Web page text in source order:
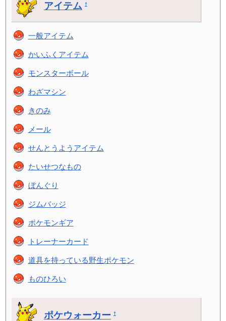
アイテム †
一般アイテム
かいふくアイテム
モンスターボール
わざマシン
きのみ
メール
せんとうようアイテム
たいせつなもの
ぼんぐり
ジムバッジ
ポケモンギア
トレーナーカード
道具を持っている野生ポケモン
ものひろい
ポケウォーカー †